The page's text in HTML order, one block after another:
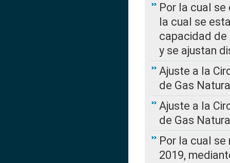
Por la cual se
la cual se
capacidad de
y se ajustan
Ajuste a la
de Gas
Ajuste a la
de Gas
Por la cual se
2019,